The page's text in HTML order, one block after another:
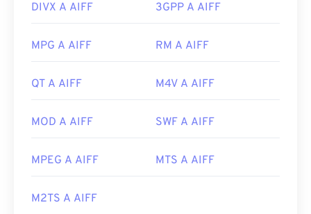
DIVX A AIFF 3GPP A AIFF
MPG A AIFF RM A AIFF
QT A AIFF M4V A AIFF
MOD A AIFF SWF A AIFF
MPEG A AIFF MTS A AIFF
M2TS A AIFF